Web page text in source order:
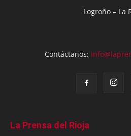
Logroño – La
Contáctanos:
La Prensa del Rioja